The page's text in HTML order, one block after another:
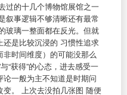
过的十几个博物馆展馆之一
叙事逻辑不够清晰还有最常
玻璃一整面都在反光。但就
是比较沉浸的 习惯性追求
时间维度）的可能没那么
“获得”的心态，进去感受一
一般为主不知道是时期问
。 上次去没拍几张图 随便